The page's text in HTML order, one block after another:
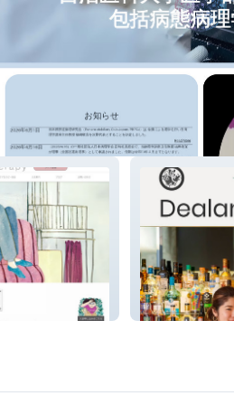
病理学講座 包括病態病理学部門
Bar Dealan-Dé